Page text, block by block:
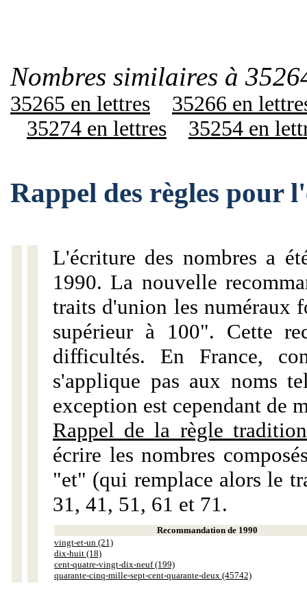
Nombres similaires à
35265 en lettres
35266 en
35274 en lettres
35254 en
Rappel des règles pour
L'écriture des nombres a
1990. La nouvelle
traits d'union les numéraux
supérieur à 100". Cette
difficultés. En France,
s'applique pas aux noms
exception est cependant de
Rappel de la règle
écrire les nombres
"et" (qui remplace alors le
31, 41, 51, 61 et 71.
Recommandation de 1990
vingt-et-un (21)
dix-huit (18)
cent-quatre-vingt-dix-neuf (199)
quarante-cinq-mille-sept-cent-quarante-deux (45742)